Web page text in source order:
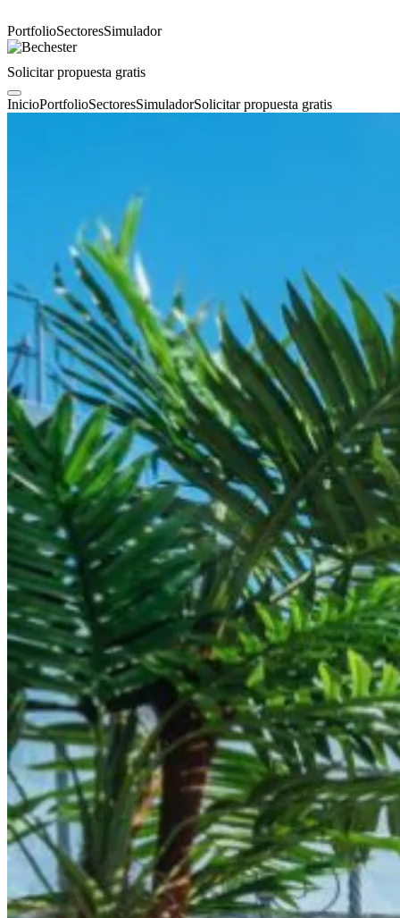
PortfolioSectoresSimulador
Solicitar propuesta gratis
InicioPortfolioSectoresSimuladorSolicitar propuesta gratis